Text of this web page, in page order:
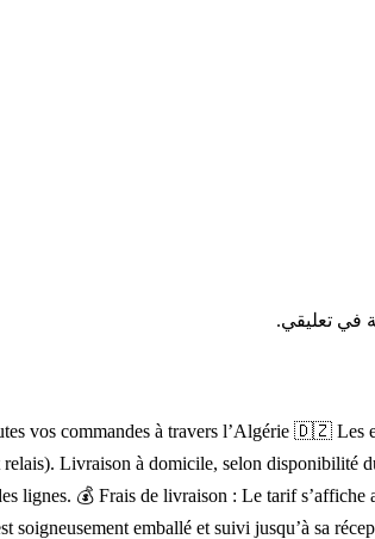
في تعليقي.
vos commandes à travers l’Algérie 🇩🇿
Livraison à domicile, selon
lignes. 💰 Frais de livraison : Le tarif
emballé et suivi jusqu’à sa